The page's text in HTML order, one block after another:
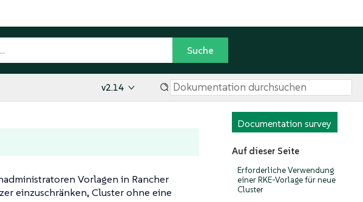
v2.14
Documentation survey
Auf dieser Seite
Erforderliche Verwendung
einer RKE-Vorlage für neue
Cluster
Vorlagen in Rancher
einzuschränken, Cluster ohne eine